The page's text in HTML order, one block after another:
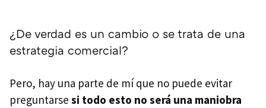
¿De verdad es un cambio o se trata de una
estrategia comercial?
Pero, hay una parte de mí que no puede evitar
preguntarse si todo esto no será una maniobra